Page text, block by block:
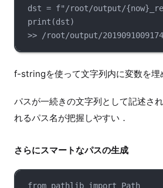
dst = f"/root/output/
print(dst)
>> /root/output/
f-stringを使って文字列内に変数を埋
パスが一続きの文字列として記述さ
れるパス名が把握しやすい．
さらにスマートなパスの生成
from pathlib import Path